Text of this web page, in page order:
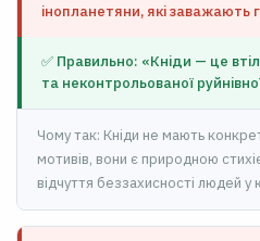
інопланетяни, які заважають
✅ Правильно: «Кніди — це
та неконтрольованої
Чому так: Кніди не мають
мотивів, вони є природною
відчуття беззахисності людей у